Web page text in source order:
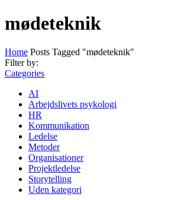
mødeteknik
Home Posts Tagged "mødeteknik"
Filter by:
Categories
AI
Arbejdslivets psykologi
HR
Kommunikation
Ledelse
Metoder
Organisationer
Projektledelse
Storytelling
Uden kategori